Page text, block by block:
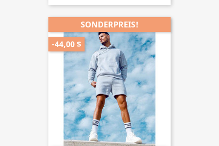
SONDERPREIS!
-44,00 $